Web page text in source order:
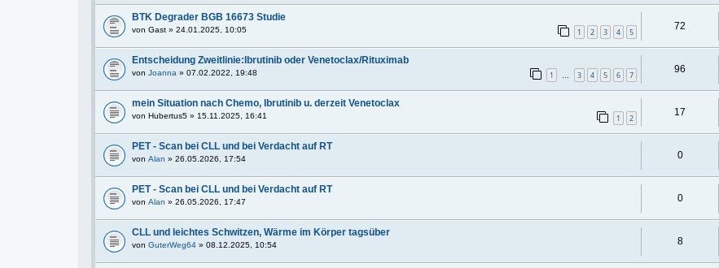
BTK Degrader BGB 16673 Studie
von Gast » 24.01.2025, 10:05 1 2 3 4 5
72
Entscheidung Zweitlinie:Ibrutinib oder Venetoclax/Rituximab
von Joanna » 07.02.2022, 19:48 1 … 3 4 5 6 7
96
mein Situation nach Chemo, Ibrutinib u. derzeit Venetoclax
von Hubertus5 » 15.11.2025, 16:41 1 2
17
PET - Scan bei CLL und bei Verdacht auf RT
von Alan » 26.05.2026, 17:54 0
PET - Scan bei CLL und bei Verdacht auf RT
von Alan » 26.05.2026, 17:47 0
CLL und leichtes Schwitzen, Wärme im Körper tagsüber
von GuterWeg64 » 08.12.2025, 10:54 8